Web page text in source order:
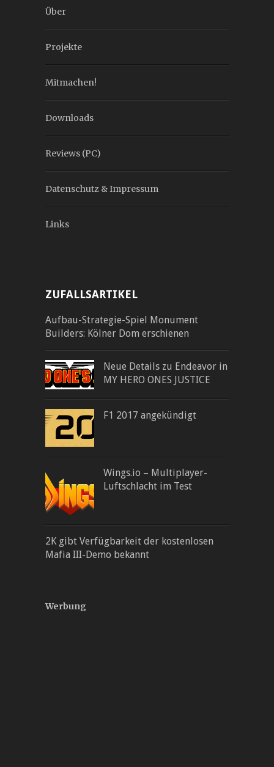
Über
Projekte
Mitmachen!
Downloads
Reviews (PC)
Datenschutz & Impressum
Links
ZUFALLSARTIKEL
Aufbau-Strategie-Spiel Monument
Builders: Kölner Dom erschienen
Neue Details zu Endeavor in
MY HERO ONES JUSTICE
F1 2017 angekündigt
Wings.io – Multiplayer-
Luftschlacht im Test
2K gibt Verfügbarkeit der kostenlosen
Mafia III-Demo bekannt
Werbung